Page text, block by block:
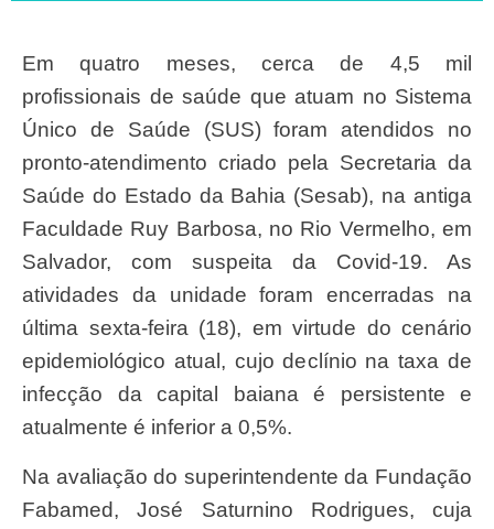
Em quatro meses, cerca de 4,5 mil
profissionais de saúde que atuam no Sistema
Único de Saúde (SUS) foram atendidos no
pronto-atendimento criado pela Secretaria da
Saúde do Estado da Bahia (Sesab), na antiga
Faculdade Ruy Barbosa, no Rio Vermelho, em
Salvador, com suspeita da Covid-19. As
atividades da unidade foram encerradas na
última sexta-feira (18), em virtude do cenário
epidemiológico atual, cujo declínio na taxa de
infecção da capital baiana é persistente e
atualmente é inferior a 0,5%.
Na avaliação do superintendente da Fundação
Fabamed, José Saturnino Rodrigues, cuja